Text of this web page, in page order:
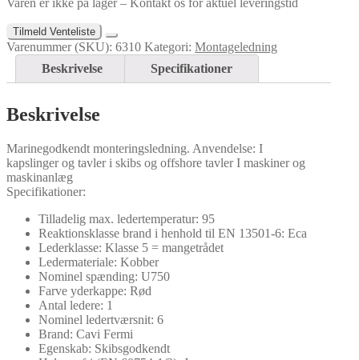
Tilmeld Venteliste
Varenummer (SKU): 6310 Kategori: Montageledning
Beskrivelse
Specifikationer
Beskrivelse
Marinegodkendt monteringsledning. Anvendelse: I
kapslinger og tavler i skibs og offshore tavler I maskiner og
maskinanlæg
Specifikationer:
Tilladelig max. ledertemperatur: 95
Reaktionsklasse brand i henhold til EN 13501-6: Eca
Lederklasse: Klasse 5 = mangetrådet
Ledermateriale: Kobber
Nominel spænding: U750
Farve yderkappe: Rød
Antal ledere: 1
Nominel ledertværsnit: 6
Brand: Cavi Fermi
Egenskab: Skibsgodkendt